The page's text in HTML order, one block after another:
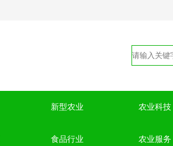
新型农业 农业科技
食品行业 农业服务